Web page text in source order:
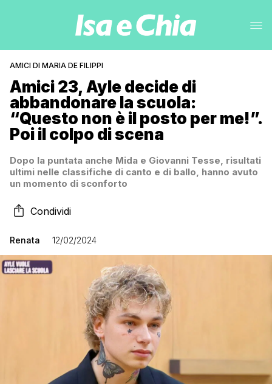
AMICI DI MARIA DE FILIPPI
Amici 23, Ayle decide di
abbandonare la scuola:
“Questo non è il posto per me!”.
Poi il colpo di scena
Dopo la puntata anche Mida e Giovanni Tesse, risultati
ultimi nelle classifiche di canto e di ballo, hanno avuto
un momento di sconforto
Condividi
Renata 12/02/2024